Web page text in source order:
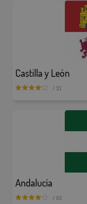
Castilla y León
/ 31
Andalucía
/ 93